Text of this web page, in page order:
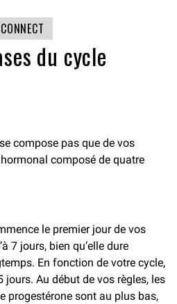
du cycle
compose pas que de vos
hormonal composé de quatre
le premier jour de vos
7 jours, bien qu’elle dure
En fonction de votre cycle,
jours. Au début de vos règles, les
progestérone sont au plus bas,